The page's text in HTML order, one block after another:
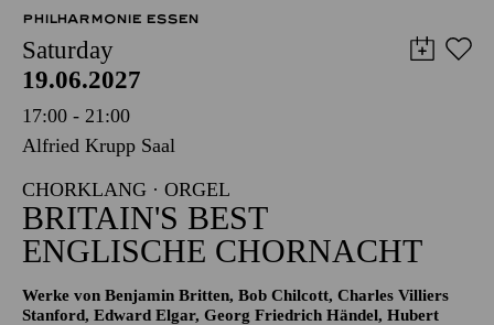
PHILHARMONIE ESSEN
Saturday
19.06.2027
17:00 - 21:00
Alfried Krupp Saal
CHORKLANG · ORGEL
BRITAIN'S BEST
ENGLISCHE CHORNACHT
Werke von Benjamin Britten, Bob Chilcott, Charles Villiers
Stanford, Edward Elgar, Georg Friedrich Händel, Hubert